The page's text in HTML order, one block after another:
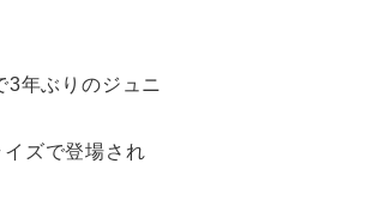
年ぶりのジュニ
ズで登場され